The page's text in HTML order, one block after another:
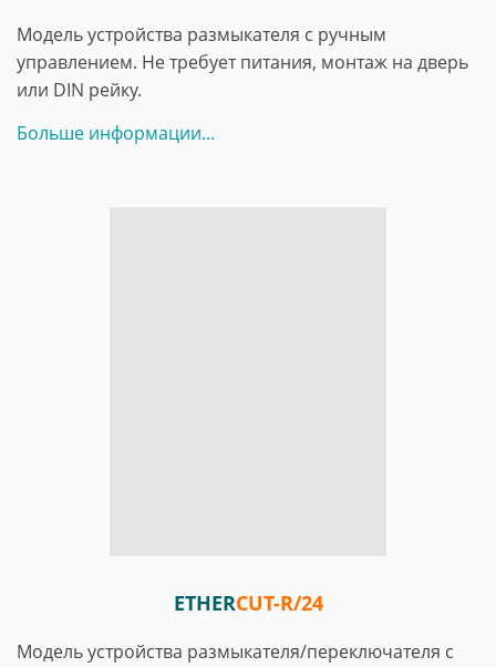
Модель устройства размыкателя с ручным
управлением. Не требует питания, монтаж на дверь
или DIN рейку.
Больше информации...
ETHERCUT-R/24
Модель устройства размыкателя/переключателя с